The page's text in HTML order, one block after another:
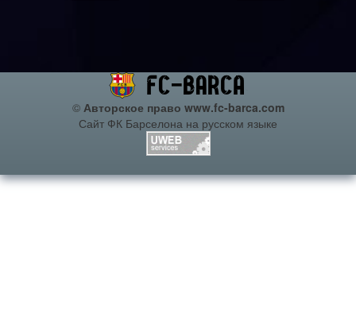
© Авторское право www.fc-barca.com
Сайт ФК Барселона на русском языке